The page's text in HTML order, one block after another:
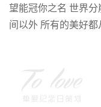
望能冠你之名 世界
间以外 所有的美好都